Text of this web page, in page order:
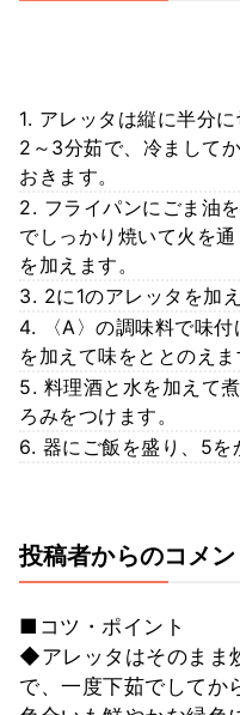
1. アレッタは縦に半分
2～3分茹で、冷まして
おきます。
2. フライパンにごま油
でしっかり焼いて火を
を加えます。
3. 2に1のアレッタを加
4. 〈A〉の調味料で味
を加えて味をととのえま
5. 料理酒と水を加えて
ろみをつけます。
6. 器にご飯を盛り、5を
投稿者からのコメン
■コツ・ポイント
◆アレッタはそのまま
で、一度下茹でしてか